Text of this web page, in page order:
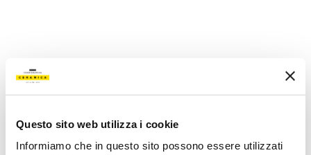
Questo sito web utilizza i cookie
Informiamo che in questo sito possono essere utilizzati
Via Vittorio Veneto, 13 - 40026 Imola (BO)
Tel: +39 0542 601601